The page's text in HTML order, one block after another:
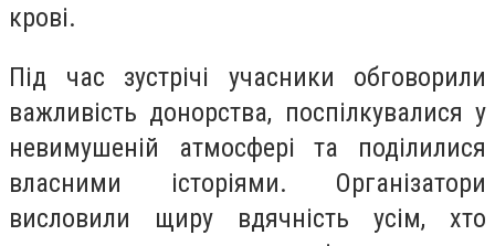
крові.
Під час зустрічі учасники обговорили
важливість донорства, поспілкувалися у
невимушеній атмосфері та поділилися
власними історіями. Організатори
висловили щиру вдячність усім, хто